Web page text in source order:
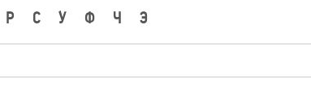
Р С У Ф Ч Э